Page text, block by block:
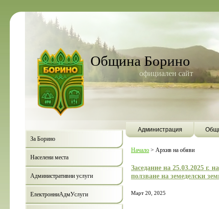
Община Борино
официален сайт
Администрация
За Борино
Населени места
Административни услуги
ЕлектронниАдмУслуги
Начало > Архив на обяви
Заседание на 25.03.2025 г.
ползване на земеделски
Март 20, 2025